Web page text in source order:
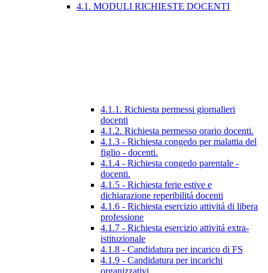
4.1. MODULI RICHIESTE DOCENTI
4.1.1. Richiesta permessi giornalieri
docenti
4.1.2. Richiesta permesso orario docenti.
4.1.3 - Richiesta congedo per malattia del
figlio - docenti.
4.1.4 - Richiesta congedo parentale -
docenti.
4.1.5 - Richiesta ferie estive e
dichiarazione reperibilitá docenti
4.1.6 - Richiesta esercizio attivitá di libera
professione
4.1.7 - Richiesta esercizio attivitá extra-
istituzionale
4.1.8 - Candidatura per incarico di FS
4.1.9 - Candidatura per incarichi